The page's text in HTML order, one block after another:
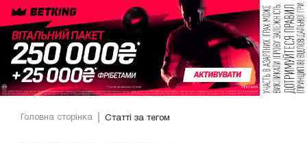
Головна сторінка Статті за тегом